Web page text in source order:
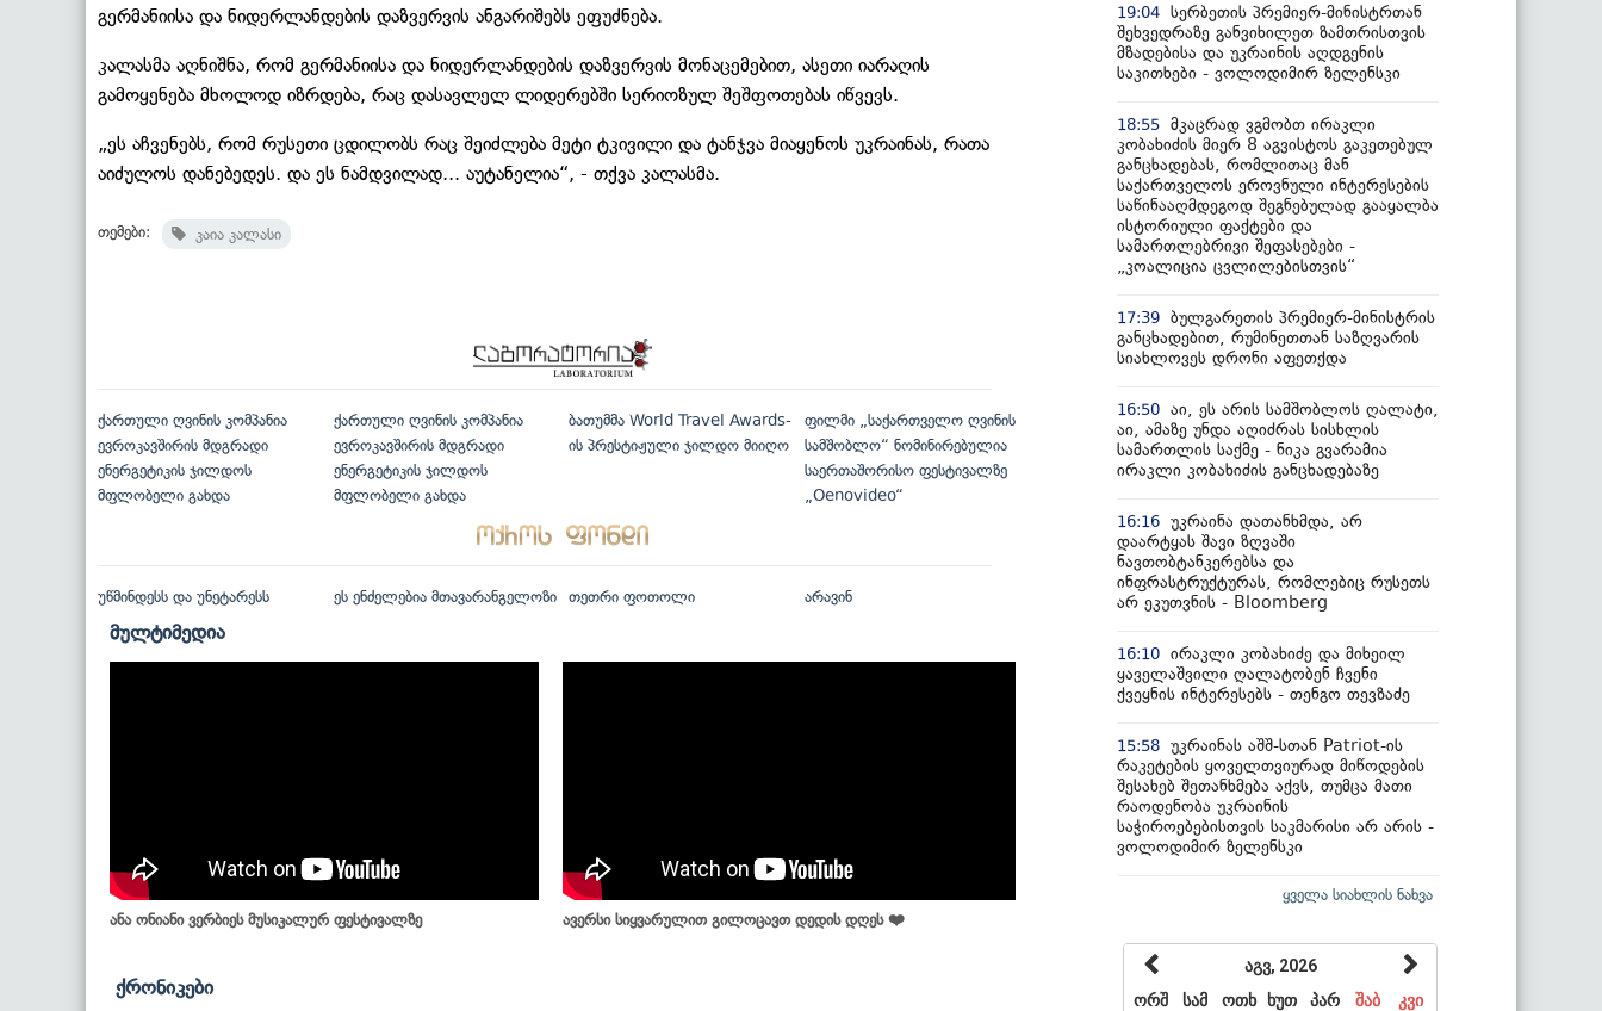
გერმანიისა და ნიდერლანდების დაზვერვის ანგარიშებს ეფუძნება.
კალასმა აღნიშნა, რომ გერმანიისა და ნიდერლანდების დაზვერვის მონაცემებით, ასეთი იარაღის
გამოყენება მხოლოდ იზრდება, რაც დასავლელ ლიდერებში სერიოზულ შეშფოთებას იწვევს.
„ეს აჩვენებს, რომ რუსეთი ცდილობს რაც შეიძლება მეტი ტკივილი და ტანჯვა მიაყენოს უკრაინას, რათა
აიძულოს დანებედეს. და ეს ნამდვილად... აუტანელია“, - თქვა კალასმა.
თემები: კაია კალასი
ქართული ღვინის კომპანია
ევროკავშირის მდგრადი
ენერგეტიკის ჯილდოს
მფლობელი გახდა
ქართული ღვინის კომპანია
ევროკავშირის მდგრადი
ენერგეტიკის ჯილდოს
მფლობელი გახდა
ბათუმმა World Travel Awards-
ის პრესტიჟული ჯილდო მიიღო
ფილმი „საქართველო ღვინის
სამშობლო“ ნომინირებულია
საერთაშორისო ფესტივალზე
„Oenovideo“
უწმინდესს და უნეტარესს ეს ენძელებია მთავარანგელოზი თეთრი ფოთოლი არავინ
მულტიმედია
ანა ონიანი ვერბიეს მუსიკალურ ფესტივალზე ავერსი სიყვარულით გილოცავთ დედის დღეს ❤️
ქრონიკები
19:04 სერბეთის პრემიერ-მინისტრთან
შეხვედრაზე განვიხილეთ ზამთრისთვის
მზადებისა და უკრაინის აღდგენის
საკითხები - ვოლოდიმირ ზელენსკი
18:55 მკაცრად ვგმობთ ირაკლი
კობახიძის მიერ 8 აგვისტოს გაკეთებულ
განცხადებას, რომლითაც მან
საქართველოს ეროვნული ინტერესების
საწინააღმდეგოდ შეგნებულად გააყალბა
ისტორიული ფაქტები და
სამართლებრივი შეფასებები -
„კოალიცია ცვლილებისთვის“
17:39 ბულგარეთის პრემიერ-მინისტრის
განცხადებით, რუმინეთთან საზღვარის
სიახლოვეს დრონი აფეთქდა
16:50 აი, ეს არის სამშობლოს ღალატი,
აი, ამაზე უნდა აღიძრას სისხლის
სამართლის საქმე - ნიკა გვარამია
ირაკლი კობახიძის განცხადებაზე
16:16 უკრაინა დათანხმდა, არ
დაარტყას შავი ზღვაში
ნავთობტანკერებსა და
ინფრასტრუქტურას, რომლებიც რუსეთს
არ ეკუთვნის - Bloomberg
16:10 ირაკლი კობახიძე და მიხეილ
ყაველაშვილი ღალატობენ ჩვენი
ქვეყნის ინტერესებს - თენგო თევზაძე
15:58 უკრაინას აშშ-სთან Patriot-ის
რაკეტების ყოველთვიურად მიწოდების
შესახებ შეთანხმება აქვს, თუმცა მათი
რაოდენობა უკრაინის
საჭიროებებისთვის საკმარისი არ არის -
ვოლოდიმირ ზელენსკი
ყველა სიახლის ნახვა
აგვ, 2026
ორშ
სამ ოთხ ხუთ პარ შაბ
კვი